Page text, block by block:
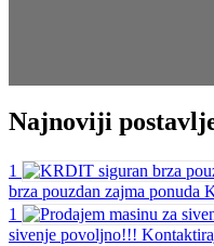
Najnoviji
1
brza pouzdan zajma ponuda
1
sivenje povoljno!!!